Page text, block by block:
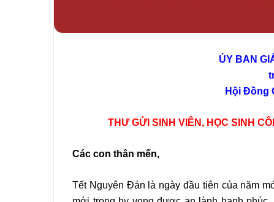
ỦY BAN
Hội Đồng
THƯ GỬI SINH VIÊN, HỌC SINH
Các con thân mến,
Tết Nguyên Đán là ngày đầu tiên của năm